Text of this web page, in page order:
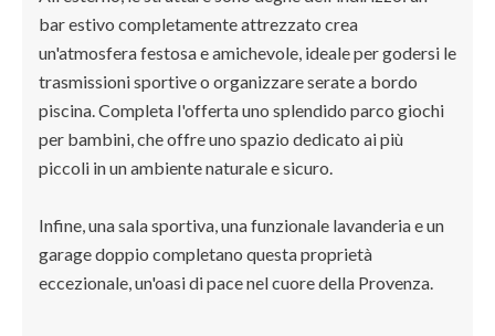
bar estivo completamente attrezzato crea
un'atmosfera festosa e amichevole, ideale per godersi le
trasmissioni sportive o organizzare serate a bordo
piscina. Completa l'offerta uno splendido parco giochi
per bambini, che offre uno spazio dedicato ai più
piccoli in un ambiente naturale e sicuro.
Infine, una sala sportiva, una funzionale lavanderia e un
garage doppio completano questa proprietà
eccezionale, un'oasi di pace nel cuore della Provenza.